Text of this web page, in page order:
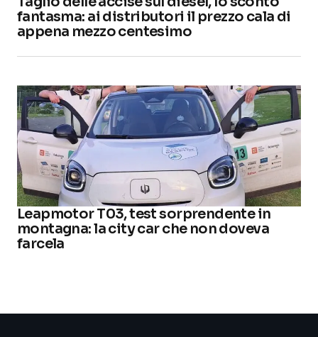
fantasma: ai distributori il prezzo cala di
appena mezzo centesimo
Leapmotor T03, test sorprendente in
montagna: la city car che non doveva
farcela